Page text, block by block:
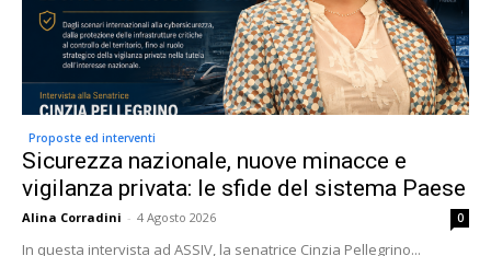
Proposte ed interventi
Sicurezza nazionale, nuove minacce e
vigilanza privata: le sfide del sistema Paese
Alina Corradini - 4 Agosto 2026 0
In questa intervista ad ASSIV, la senatrice Cinzia Pellegrino...